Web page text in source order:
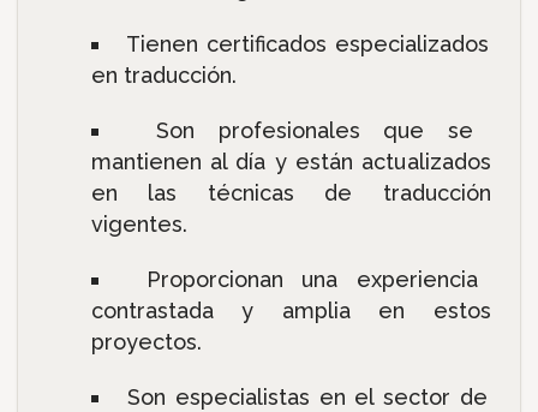
Tienen certificados especializados
en traducción.
Son profesionales que se
mantienen al día y están actualizados
en las técnicas de traducción
vigentes.
Proporcionan una experiencia
contrastada y amplia en estos
proyectos.
Son especialistas en el sector de